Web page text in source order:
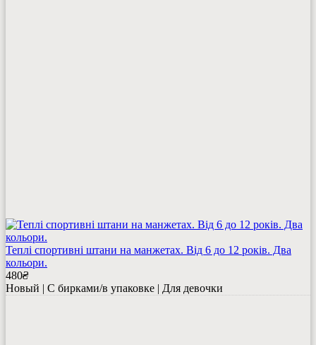
Теплі спортивні штани на манжетах. Від 6 до 12 років. Два
кольори.
480₴
Новый | С бирками/в упаковке | Для девочки